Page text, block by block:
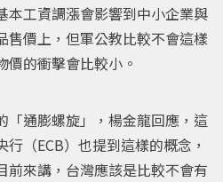
本工資調漲會影響到中小企業與
售價上，但軍公教比較不會這樣
價的衝擊會比較小。
「通膨螺旋」，楊金龍回應，這
（ECB）也提到這樣的概念，
前來講，台灣應該是比較不會有